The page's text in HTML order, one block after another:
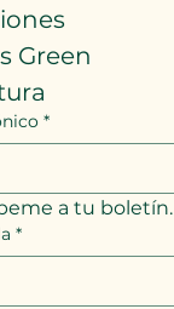
Green
*
a tu boletín.
*